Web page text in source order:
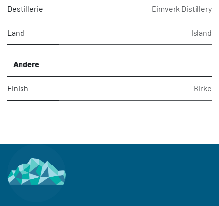
Destillerie Eimverk Distillery
Land Island
Andere
Finish Birke